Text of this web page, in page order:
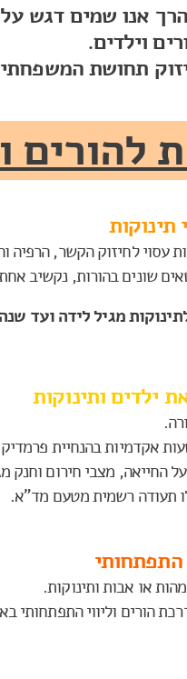
אנו שמים דגש
וילדים.
תחושת
להורים
תינוקות
עסוי לחיזוק הקשר, הרפיה
שונים בהורות, נקשיב
מגיל לידה ועד
ילדים ותינוקות
אקדמיות בהנחיית
החייאה, מצבי חירום וחנק
תעודה רשמית מטעם מד"א.
התפתחותי
או אבות ותינוקות.
הורים וליווי התפתחותי